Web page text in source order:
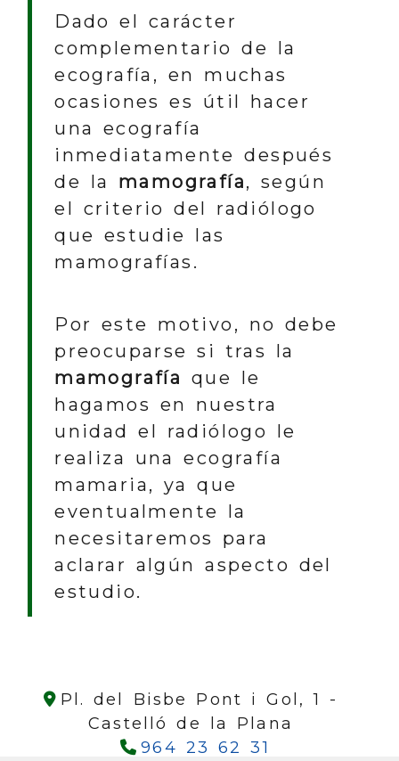
Dado el carácter
complementario de la
ecografía, en muchas
ocasiones es útil hacer
una ecografía
inmediatamente después
de la mamografía, según
el criterio del radiólogo
que estudie las
mamografías.
Por este motivo, no debe
preocuparse si tras la
mamografía que le
hagamos en nuestra
unidad el radiólogo le
realiza una ecografía
mamaria, ya que
eventualmente la
necesitaremos para
aclarar algún aspecto del
estudio.
Pl. del Bisbe Pont i Gol, 1 -
Castelló de la Plana
964 23 62 31